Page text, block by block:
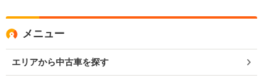
メニュー
エリアから中古車を探す